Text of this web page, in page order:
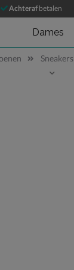
Achteraf betalen
Dames
Sneakers